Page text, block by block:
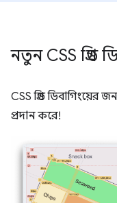
নতুন CSS গ্রিড
CSS গ্রিড
প্রদান করে!